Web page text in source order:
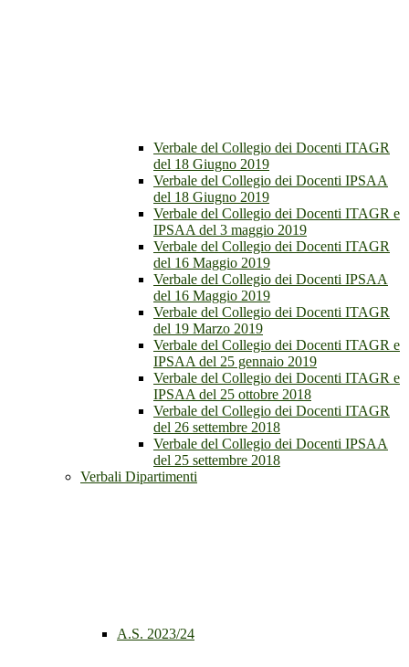
Verbale del Collegio dei Docenti ITAGR
del 18 Giugno 2019
Verbale del Collegio dei Docenti IPSAA
del 18 Giugno 2019
Verbale del Collegio dei Docenti ITAGR e
IPSAA del 3 maggio 2019
Verbale del Collegio dei Docenti ITAGR
del 16 Maggio 2019
Verbale del Collegio dei Docenti IPSAA
del 16 Maggio 2019
Verbale del Collegio dei Docenti ITAGR
del 19 Marzo 2019
Verbale del Collegio dei Docenti ITAGR e
IPSAA del 25 gennaio 2019
Verbale del Collegio dei Docenti ITAGR e
IPSAA del 25 ottobre 2018
Verbale del Collegio dei Docenti ITAGR
del 26 settembre 2018
Verbale del Collegio dei Docenti IPSAA
del 25 settembre 2018
Verbali Dipartimenti
A.S. 2023/24